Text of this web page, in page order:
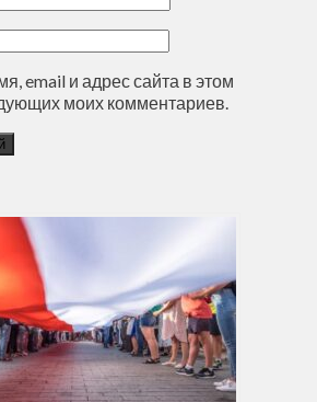
email и адрес сайта в этом
моих комментариев.